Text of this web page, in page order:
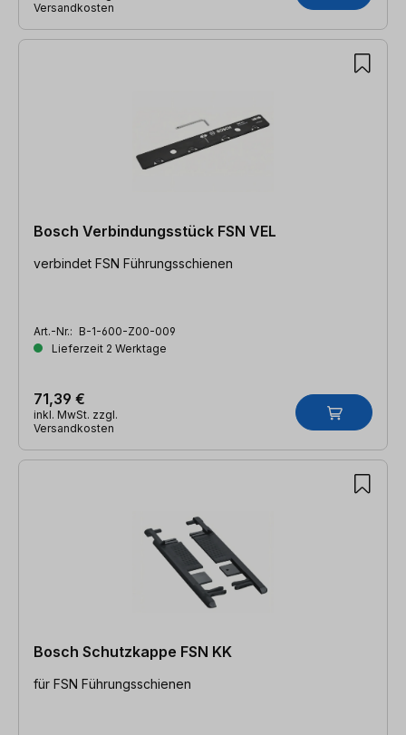
Versandkosten
Bosch Verbindungsstück FSN VEL
verbindet FSN Führungsschienen
Art.-Nr.: B-1-600-Z00-009
Lieferzeit 2 Werktage
71,39 €
inkl. MwSt. zzgl.
Versandkosten
Bosch Schutzkappe FSN KK
für FSN Führungsschienen